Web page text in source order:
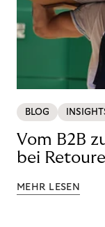
BLOG
Vom B2B
bei
MEHR LESEN